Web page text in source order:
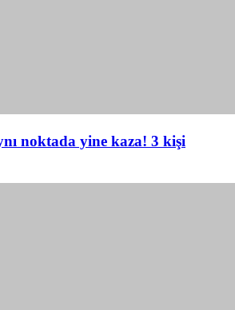
noktada yine kaza! 3 kişi